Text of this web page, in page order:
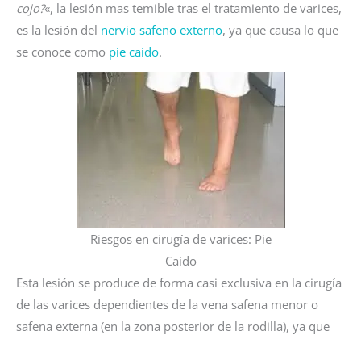
cojo?«, la lesión mas temible tras el tratamiento de varices,
es la lesión del nervio safeno externo, ya que causa lo que
se conoce como pie caído.
Riesgos en cirugía de varices: Pie
Caído
Esta lesión se produce de forma casi exclusiva en la cirugía
de las varices dependientes de la vena safena menor o
safena externa (en la zona posterior de la rodilla), ya que